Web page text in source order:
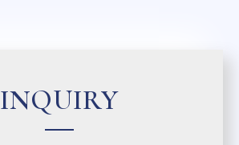
INQUIRY